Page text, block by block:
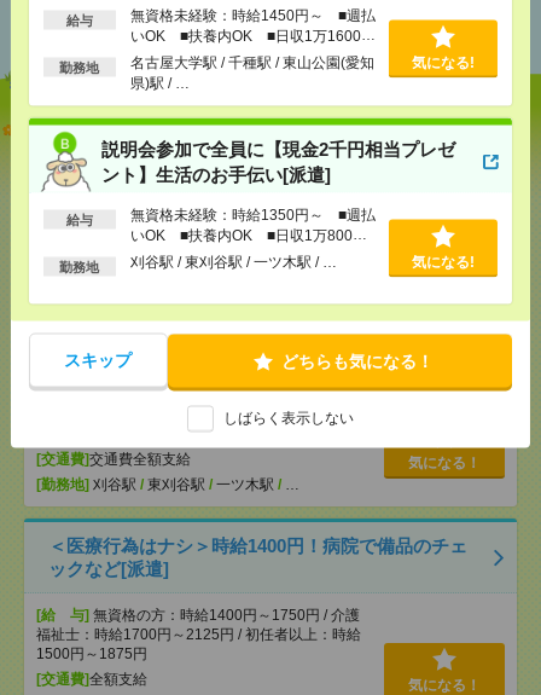
給与
無資格未経験：時給1450円～ ■週払
いOK ■扶養内OK ■日収1万1600円
以上
勤務地
名古屋大学駅 / 千種駅 / 東山公園(愛知
県)駅 / …
気になる!
説明会参加で全員に【現金2千円相当プレゼ
ント】生活のお手伝い[派遣]
給与
無資格未経験：時給1350円～ ■週払
いOK ■扶養内OK ■日収1万800円
以上
勤務地 刈谷駅 / 東刈谷駅 / 一ツ木駅 / … 気になる!
スキップ どちらも気になる！
しばらく表示しない
おすすめ
【オープニング募集】おばあちゃんのお散歩付き添
いも仕事の1つ[派遣]
[給 与]無資格未経験：時給1450円～ ■週払い
OK ■扶養内OK ■日収1万1600円以上
交通費全額支給
[勤務地]名古屋大学駅/千種駅/ 東山公園(愛知県)駅
気になる！
説明会参加で全員に【現金2千円相当プレゼント】生
活のお手伝い[派遣]
無資格未経験：時給1350円～ ■週払い
OK ■扶養内OK ■日収1万800円以上
[交通費]交通費全額支給
[勤務地] 刈谷駅 / 東刈谷駅 / 一ツ木駅 / …
気になる！
＜医療行為はナシ＞時給1400円！病院で備品のチェ
ックなど[派遣]
[給 与] 無資格の方：時給1400円～1750円 / 介護
福祉士：時給1700円～2125円 / 初任者以上：時給
1500円～1875円
[交通費]全額支給
気になる！